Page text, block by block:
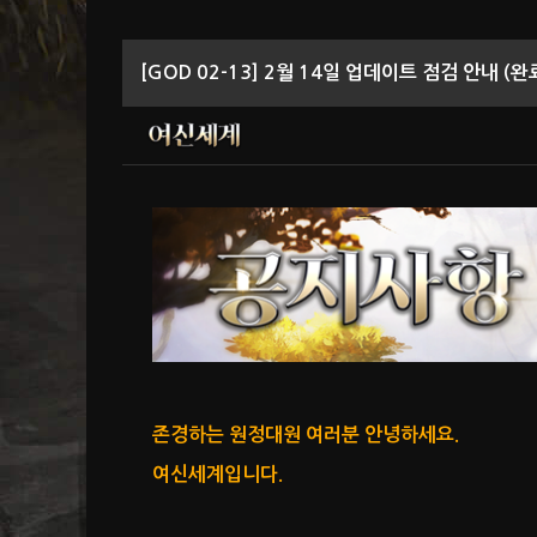
[GOD 02-13] 2월 14일 업데이트 점검 안내 (완
존경하는 원정대원 여러분 안녕하세요.
여신세계입니다.